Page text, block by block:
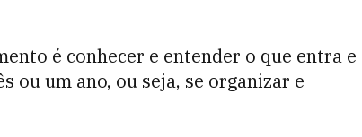
é conhecer e entender o que entra e
ou um ano, ou seja, se organizar e